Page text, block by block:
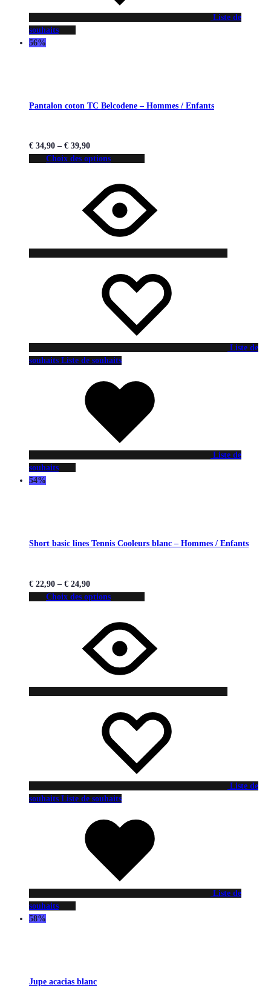
Liste de
souhaits
56%
Pantalon coton TC Belcodene – Hommes / Enfants
€ 34,90 – € 39,90
Choix des options
Liste de
souhaits Liste de souhaits
Liste de
souhaits
54%
Short basic lines Tennis Cooleurs blanc – Hommes / Enfants
€ 22,90 – € 24,90
Choix des options
Liste de
souhaits Liste de souhaits
Liste de
souhaits
58%
Jupe acacias blanc